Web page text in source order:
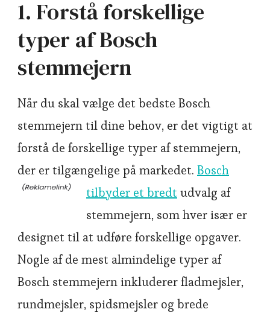
1. Forstå forskellige
typer af Bosch
stemmejern
Når du skal vælge det bedste Bosch
stemmejern til dine behov, er det vigtigt at
forstå de forskellige typer af stemmejern,
der er tilgængelige på markedet. Bosch
tilbyder et bredt udvalg af
stemmejern, som hver især er
designet til at udføre forskellige opgaver.
Nogle af de mest almindelige typer af
Bosch stemmejern inkluderer fladmejsler,
rundmejsler, spidsmejsler og brede